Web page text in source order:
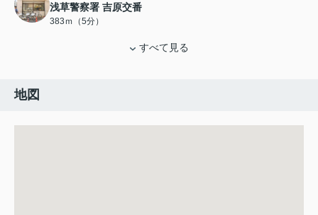
浅草警察署 吉原交番
383ｍ（5分）
すべて見る
地図